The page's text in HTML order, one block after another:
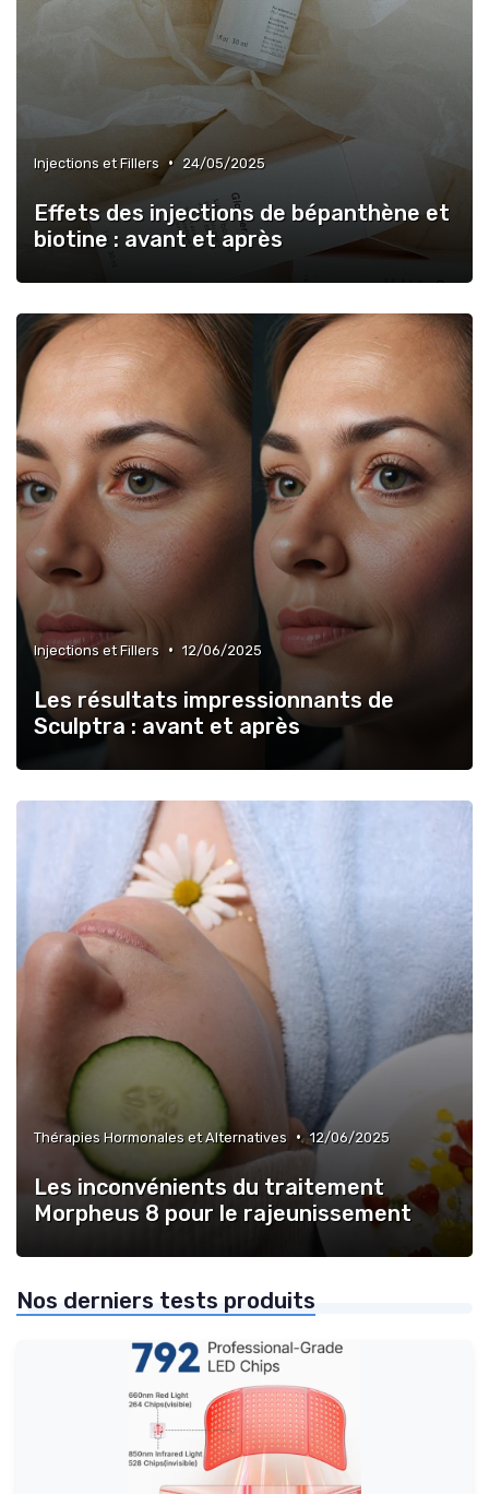
Injections et Fillers • 24/05/2025
Effets des injections de bépanthène et
biotine : avant et après
Injections et Fillers • 12/06/2025
Les résultats impressionnants de
Sculptra : avant et après
Thérapies Hormonales et Alternatives • 12/06/2025
Les inconvénients du traitement
Morpheus 8 pour le rajeunissement
Nos derniers tests produits